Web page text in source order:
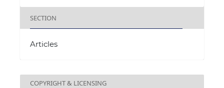
SECTION
Articles
COPYRIGHT & LICENSING